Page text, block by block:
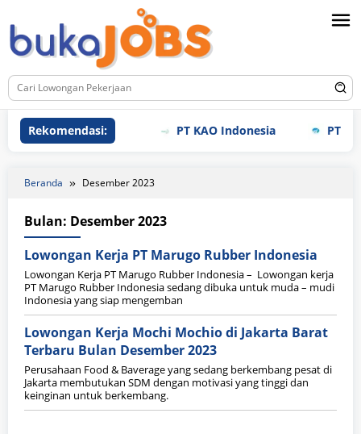
ke
konten
Rekomendasi: PT KAO Indonesia PT
Beranda Desember 2023
Bulan: Desember 2023
Lowongan Kerja PT Marugo Rubber Indonesia
Lowongan Kerja PT Marugo Rubber Indonesia – Lowongan kerja
PT Marugo Rubber Indonesia sedang dibuka untuk muda – mudi
Indonesia yang siap mengemban
Lowongan Kerja Mochi Mochio di Jakarta Barat
Terbaru Bulan Desember 2023
Perusahaan Food & Baverage yang sedang berkembang pesat di
Jakarta membutukan SDM dengan motivasi yang tinggi dan
keinginan untuk berkembang.